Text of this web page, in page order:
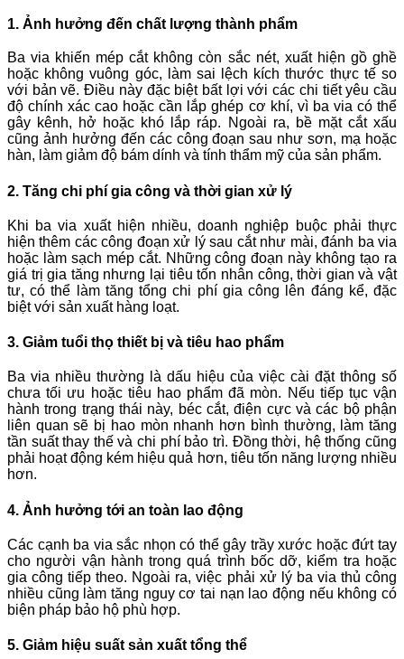
1. Ảnh hưởng đến chất lượng thành phẩm
Ba via khiến mép cắt không còn sắc nét, xuất hiện gồ ghề
hoặc không vuông góc, làm sai lệch kích thước thực tế so
với bản vẽ. Điều này đặc biệt bất lợi với các chi tiết yêu cầu
độ chính xác cao hoặc cần lắp ghép cơ khí, vì ba via có thể
gây kênh, hở hoặc khó lắp ráp. Ngoài ra, bề mặt cắt xấu
cũng ảnh hưởng đến các công đoạn sau như sơn, mạ hoặc
hàn, làm giảm độ bám dính và tính thẩm mỹ của sản phẩm.
2. Tăng chi phí gia công và thời gian xử lý
Khi ba via xuất hiện nhiều, doanh nghiệp buộc phải thực
hiện thêm các công đoạn xử lý sau cắt như mài, đánh ba via
hoặc làm sạch mép cắt. Những công đoạn này không tạo ra
giá trị gia tăng nhưng lại tiêu tốn nhân công, thời gian và vật
tư, có thể làm tăng tổng chi phí gia công lên đáng kể, đặc
biệt với sản xuất hàng loạt.
3. Giảm tuổi thọ thiết bị và tiêu hao phẩm
Ba via nhiều thường là dấu hiệu của việc cài đặt thông số
chưa tối ưu hoặc tiêu hao phẩm đã mòn. Nếu tiếp tục vận
hành trong trạng thái này, béc cắt, điện cực và các bộ phận
liên quan sẽ bị hao mòn nhanh hơn bình thường, làm tăng
tần suất thay thế và chi phí bảo trì. Đồng thời, hệ thống cũng
phải hoạt động kém hiệu quả hơn, tiêu tốn năng lượng nhiều
hơn.
4. Ảnh hưởng tới an toàn lao động
Các cạnh ba via sắc nhọn có thể gây trầy xước hoặc đứt tay
cho người vận hành trong quá trình bốc dỡ, kiểm tra hoặc
gia công tiếp theo. Ngoài ra, việc phải xử lý ba via thủ công
nhiều cũng làm tăng nguy cơ tai nạn lao động nếu không có
biện pháp bảo hộ phù hợp.
5. Giảm hiệu suất sản xuất tổng thể